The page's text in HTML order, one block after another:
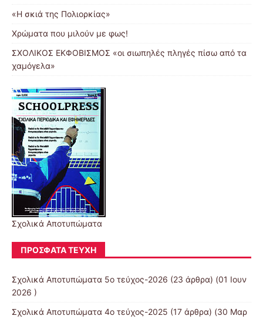
«Η σκιά της Πολιορκίας»
Χρώματα που μιλούν με φως!
ΣΧΟΛΙΚΟΣ ΕΚΦΟΒΙΣΜΟΣ «οι σιωπηλές πληγές πίσω από τα
χαμόγελα»
Σχολικά Αποτυπώματα
ΠΡΌΣΦΑΤΑ ΤΕΎΧΗ
Σχολικά Αποτυπώματα 5ο τεύχος-2026 (23 άρθρα) (01 Ιουν
2026 )
Σχολικά Αποτυπώματα 4ο τεύχος-2025 (17 άρθρα) (30 Μαρ